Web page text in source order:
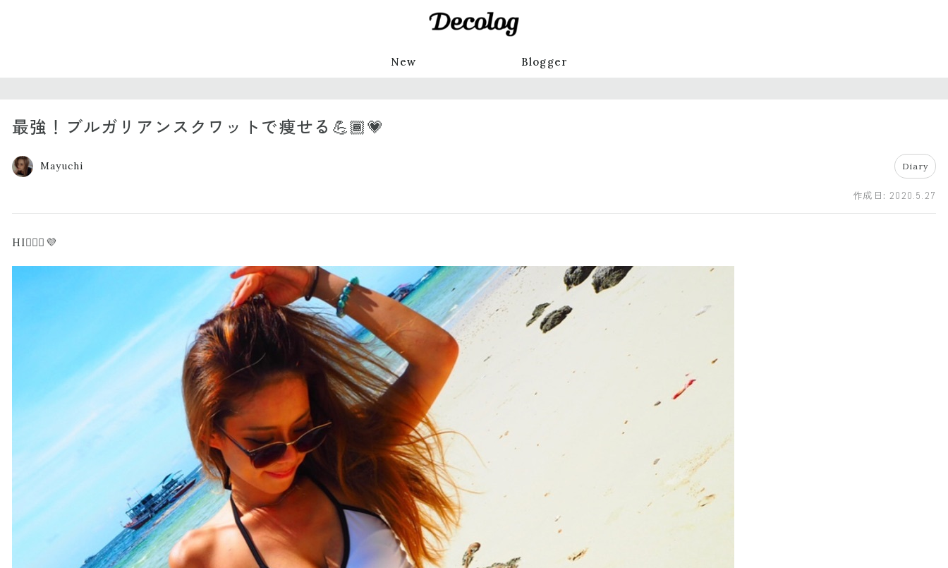
New Blogger
最強！ブルガリアンスクワットで痩せる💪🏾💗
Mayuchi Diary
作成日:2020.5.27
HI🙋🏽‍♀️💜